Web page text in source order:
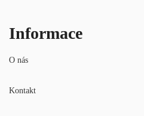
Informace
O nás
Kontakt